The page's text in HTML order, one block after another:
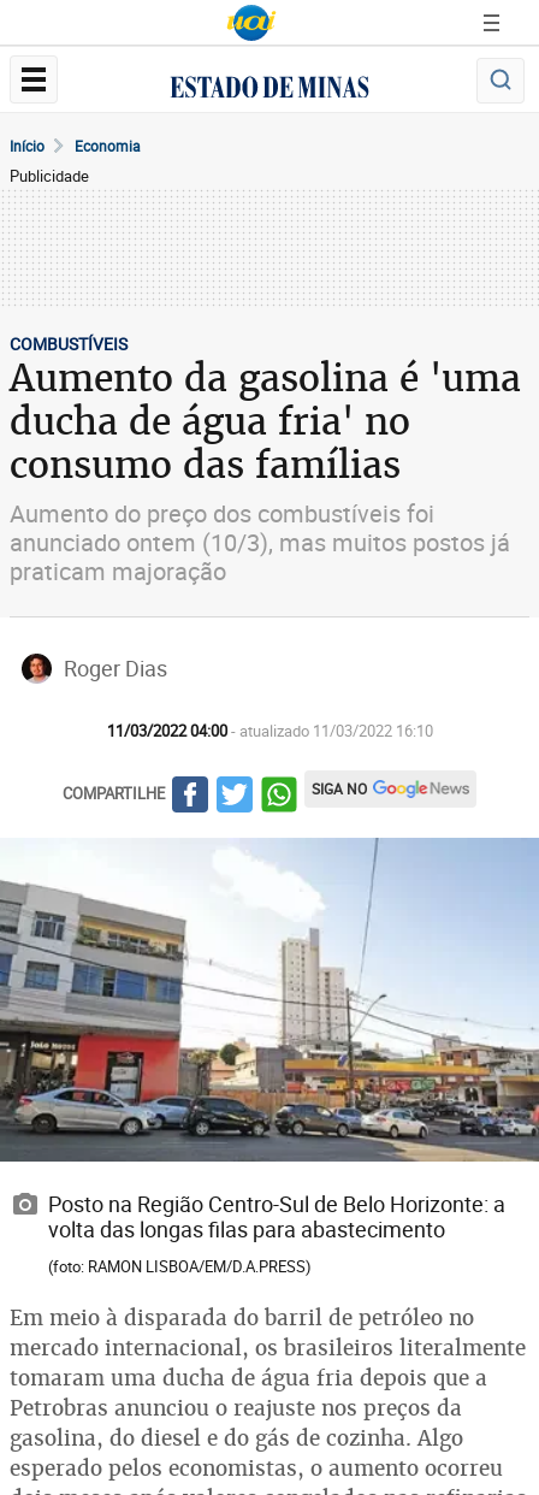
Início Economia
Publicidade
COMBUSTÍVEIS
Aumento da gasolina é 'uma
ducha de água fria' no
consumo das famílias
Aumento do preço dos combustíveis foi
anunciado ontem (10/3), mas muitos postos já
praticam majoração
Roger Dias
11/03/2022 04:00- atualizado 11/03/2022 16:10
COMPARTILHE SIGA NO
Posto na Região Centro-Sul de Belo Horizonte: a
volta das longas filas para abastecimento
(foto: RAMON LISBOA/EM/D.A.PRESS)
Em meio à disparada do barril de petróleo no
mercado internacional, os brasileiros literalmente
tomaram uma ducha de água fria depois que a
Petrobras anunciou o reajuste nos preços da
gasolina, do diesel e do gás de cozinha. Algo
esperado pelos economistas, o aumento ocorreu